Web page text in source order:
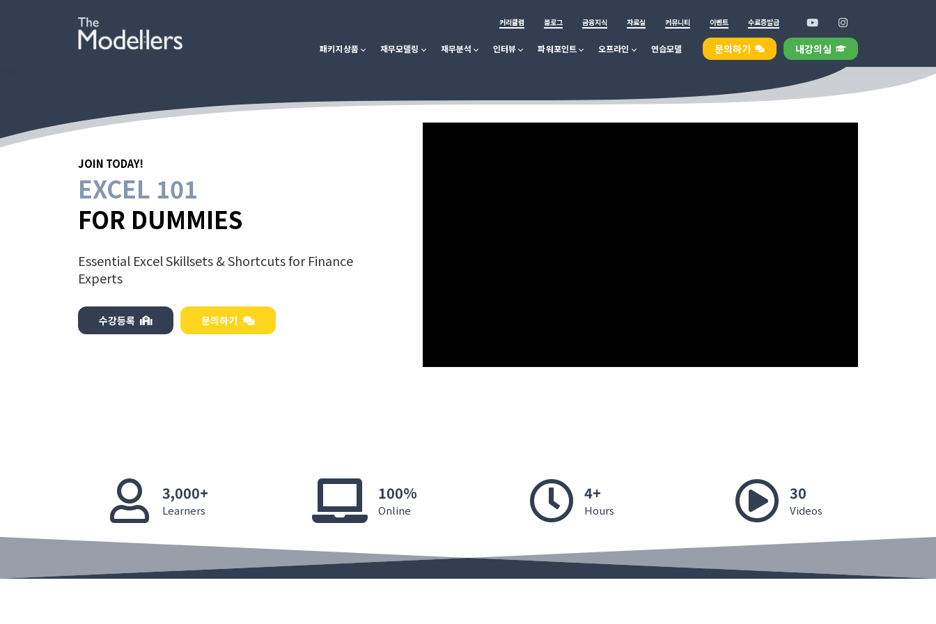
커리큘럼 블로그 금융지식 자료실 커뮤니티 이벤트 수료증발급
패키지상품 재무모델링 재무분석 인터뷰 파워포인트 오프라인 연습모델 문의하기 내강의실
JOIN TODAY!
EXCEL 101
FOR DUMMIES
Essential Excel Skillsets & Shortcuts for Finance
Experts
수강등록 문의하기
3,000+
Learners
100%
Online
4+
Hours
30
Videos